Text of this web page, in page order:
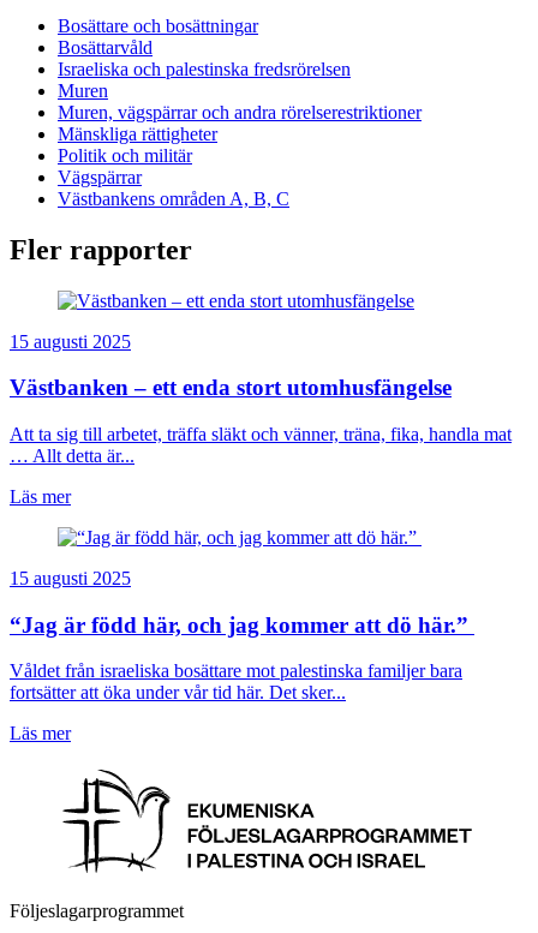
Bosättare och bosättningar
Bosättarvåld
Israeliska och palestinska fredsrörelsen
Muren
Muren, vägspärrar och andra rörelserestriktioner
Mänskliga rättigheter
Politik och militär
Vägspärrar
Västbankens områden A, B, C
Fler rapporter
15 augusti 2025
Västbanken – ett enda stort utomhusfängelse
Att ta sig till arbetet, träffa släkt och vänner, träna, fika, handla mat
… Allt detta är...
Läs mer
15 augusti 2025
“Jag är född här, och jag kommer att dö här.”
Våldet från israeliska bosättare mot palestinska familjer bara
fortsätter att öka under vår tid här. Det sker...
Läs mer
Följeslagarprogrammet